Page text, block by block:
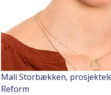
Mali Storbækken,
Reform